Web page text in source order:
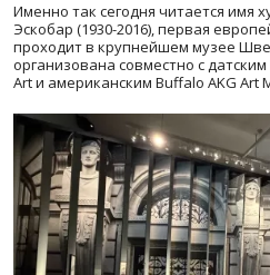
Именно так сегодня читается имя
Эскобар (1930-2016), первая
проходит в крупнейшем музее
организована совместно с
Art и американским Buffalo AKG Art